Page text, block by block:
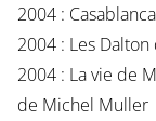
2004 :
2004 : Les
2004 : La vie de
de Michel Muller